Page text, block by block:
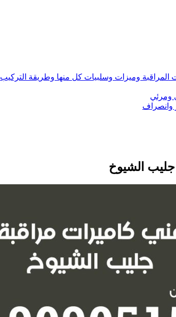
المراقبة وميزات وسلبيات كل منها وطريقة التركيب
ومرئي
وانصراف
الشيوخ